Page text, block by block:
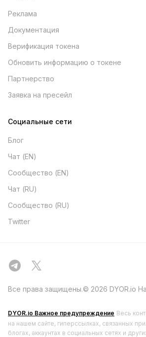
Реклама
Документация
Верификация токена
Обновить информацию о токене
Партнерство
Заявка на пресейл
Социальные сети
Блог
Чат (EN)
Сообщество (EN)
Чат (RU)
Сообщество (RU)
Twitter
Все права защищены.©️ 2026 DYOR.io
DYOR.io Важное предупреждение Весь
на нашем сайте, гиперссылках, связанных
блогах, аккаунтах в социальных сетях и